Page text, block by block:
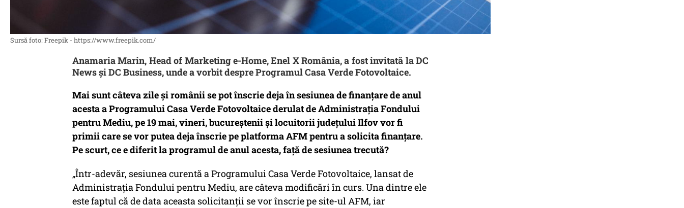
Sursă foto: Freepik - https://www.freepik.com/
Anamaria Marin, Head of Marketing e-Home, Enel X România, a fost invitată la DC
News și DC Business, unde a vorbit despre Programul Casa Verde Fotovoltaice.
Mai sunt câteva zile și românii se pot înscrie deja în sesiunea de finanțare de anul
acesta a Programului Casa Verde Fotovoltaice derulat de Administrația Fondului
pentru Mediu, pe 19 mai, vineri, bucureștenii și locuitorii județului Ilfov vor fi
primii care se vor putea deja înscrie pe platforma AFM pentru a solicita finanțare.
Pe scurt, ce e diferit la programul de anul acesta, față de sesiunea trecută?
„Într-adevăr, sesiunea curentă a Programului Casa Verde Fotovoltaice, lansat de
Administrația Fondului pentru Mediu, are câteva modificări în curs. Una dintre ele
este faptul că de data aceasta solicitanții se vor înscrie pe site-ul AFM, iar